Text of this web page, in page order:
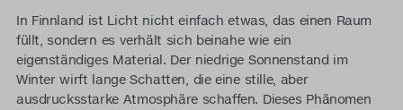
In Finnland ist Licht nicht einfach etwas, das einen Raum
füllt, sondern es verhält sich beinahe wie ein
eigenständiges Material. Der niedrige Sonnenstand im
Winter wirft lange Schatten, die eine stille, aber
ausdrucksstarke Atmosphäre schaffen. Dieses Phänomen